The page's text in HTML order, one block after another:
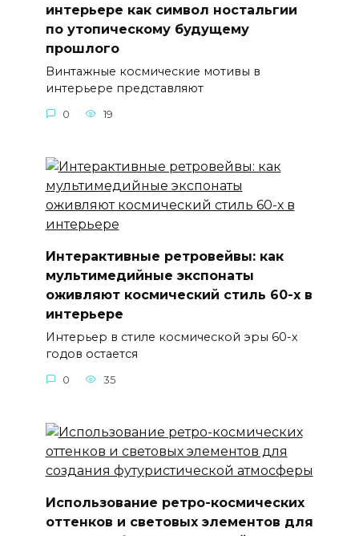
интерьере как символ ностальгии
по утопическому будущему
прошлого
Винтажные космические мотивы в
интерьере представляют
0 19
Интерактивные ретровейвы: как
мультимедийные экспонаты
оживляют космический стиль 60-х в
интерьере
Интерьер в стиле космической эры 60-х
годов остается
0 35
Использование ретро-космических
оттенков и световых элементов для